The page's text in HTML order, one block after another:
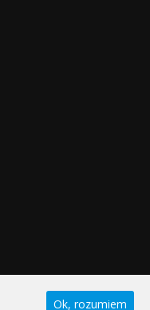
Ok, rozumiem